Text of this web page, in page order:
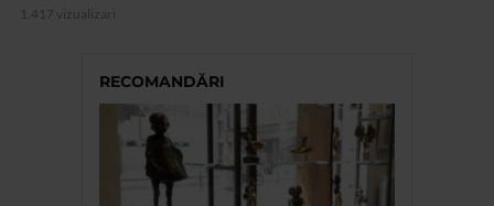
1.417 vizualizari
RECOMANDĂRI